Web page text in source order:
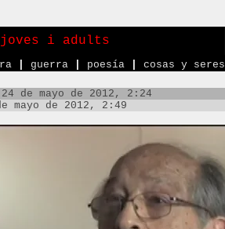
i adults
guerra poesía cosas y seres
de mayo de 2012, 2:24
mayo de 2012, 2:49